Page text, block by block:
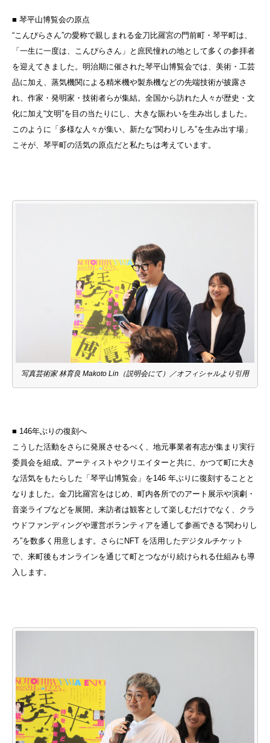
■ 琴平山博覧会の原点
“こんぴらさん”の愛称で親しまれる金刀比羅宮の門前町・琴平町は、
「一生に一度は、こんぴらさん」と庶民憧れの地として多くの参拝者
を迎えてきました。明治期に催された琴平山博覧会では、美術・工芸
品に加え、蒸気機関による精米機や製糸機などの先端技術が披露さ
れ、作家・発明家・技術者らが集結。全国から訪れた人々が歴史・文
化に加え“文明”を目の当たりにし、大きな賑わいを生み出しました。
このように「多様な人々が集い、新たな“関わりしろ”を生み出す場」
こそが、琴平町の活気の原点だと私たちは考えています。
写真芸術家 林育良 Makoto Lin（説明会にて）／オフィシャルより引用
■ 146年ぶりの復刻へ
こうした活動をさらに発展させるべく、地元事業者有志が集まり実行
委員会を組成。アーティストやクリエイターと共に、かつて町に大き
な活気をもたらした「琴平山博覧会」を146 年ぶりに復刻することと
なりました。金刀比羅宮をはじめ、町内各所でのアート展示や演劇・
音楽ライブなどを展開。来訪者は観客として楽しむだけでなく、クラ
ウドファンディングや運営ボランティアを通して参画できる“関わりし
ろ”を数多く用意します。さらにNFT を活用したデジタルチケット
で、来町後もオンラインを通じて町とつながり続けられる仕組みも導
入します。